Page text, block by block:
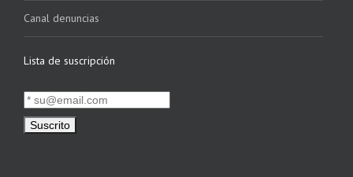
Canal denuncias
Lista de suscripción